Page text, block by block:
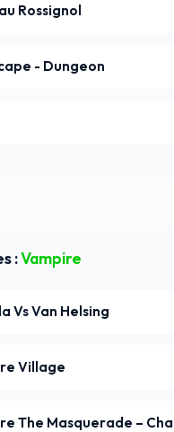
Rossignol
- Dungeon
:Vampire
Vs Van Helsing
Village
The Masquerade –